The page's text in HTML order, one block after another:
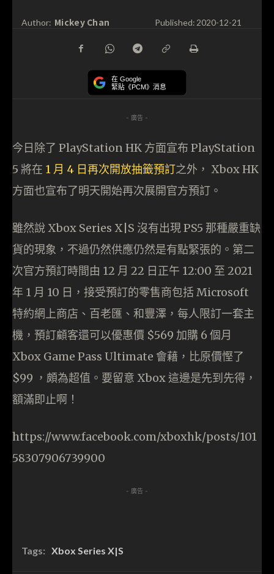
Author: Mickey Chan Published: 2020-12-21
在 Google
緊貼《PCM》消息
- 廣告 -
今日除了 PlayStation HK 方面宣布 PlayStation
5 將在 1 月 4 日再次開放抽籤預訂之外， Xbox HK
方面也宣布了明天開始再次展開官方預訂。
雖然說 Xbox Series X|S 沒有出現 PS5 那種嚴重缺
貨的現象，不過仍然供應仍然是有點緊張的。第二
次官方預訂時間由 12 月 22 日正午 12:00 至 2021
年 1 月 10 日，接受預訂的零售商包括 Microsoft
特約網上商店、百老匯、和豐澤，每人限訂一套主
機，預訂顧客還可以優惠價 $569 加購 6 個月
Xbox Game Pass Ultimate 會藉，比原價慳了
$99 ，頗為超值。要留意 Xbox 這邊是先到先得，
額滿即止啊！
https://www.facebook.com/xboxhk/posts/101
58307906739900
- 廣告 -
Tags: Xbox Series X|S